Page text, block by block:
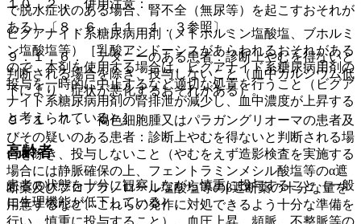
１０．２． 併用注意：
ビグアナイド系糖尿病用剤（メトホルミン塩酸塩、ブホルミ
ン塩酸塩等）［乳酸アシドーシスがあらわれるおそれがある
ので、本剤を使用する場合は、ビグアナイド系糖尿病用剤の
投与を一時的に中止するなど適切な処置を行うこと（ビグア
ナイド系糖尿病用剤の腎排泄が減少し、血中濃度が上昇する
と考えられている）］。
高齢者
患者の状態を十分に観察しながら慎重に投与すること（一般
に生理機能が低下している）。
で脱水症状のある場合、腎不全（無尿等）を起こすおそれが
ある）〔８．６、１１．１．３参照〕。
９．１．６． テタニーのある患者：診断上やむを得ないと
判断される場合を除き、投与しないこと（血中カルシウム低
下により、症状が悪化するおそれがある）。
９．１．７． 褐色細胞腫又はパラガングリオーマの患者及
びその疑いのある患者：診断上やむを得ないと判断される場
合を除き、投与しないこと（やむをえず造影検査を実施する
場合には静脈確保の上、フェントラミンメシル酸塩等のα遮
断薬及びプロプラノロール塩酸塩等のβ遮断薬の十分な量を
用意するなど、これらの発作に対処できるよう十分な準備を